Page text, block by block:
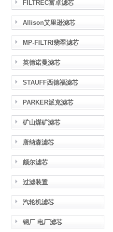
FILTREC富卓滤芯
Allison艾里逊滤芯
MP-FILTRI翡翠滤芯
英德诺曼滤芯
STAUFF西德福滤芯
PARKER派克滤芯
矿山煤矿滤芯
唐纳森滤芯
颇尔滤芯
过滤装置
汽轮机滤芯
钢厂 电厂滤芯